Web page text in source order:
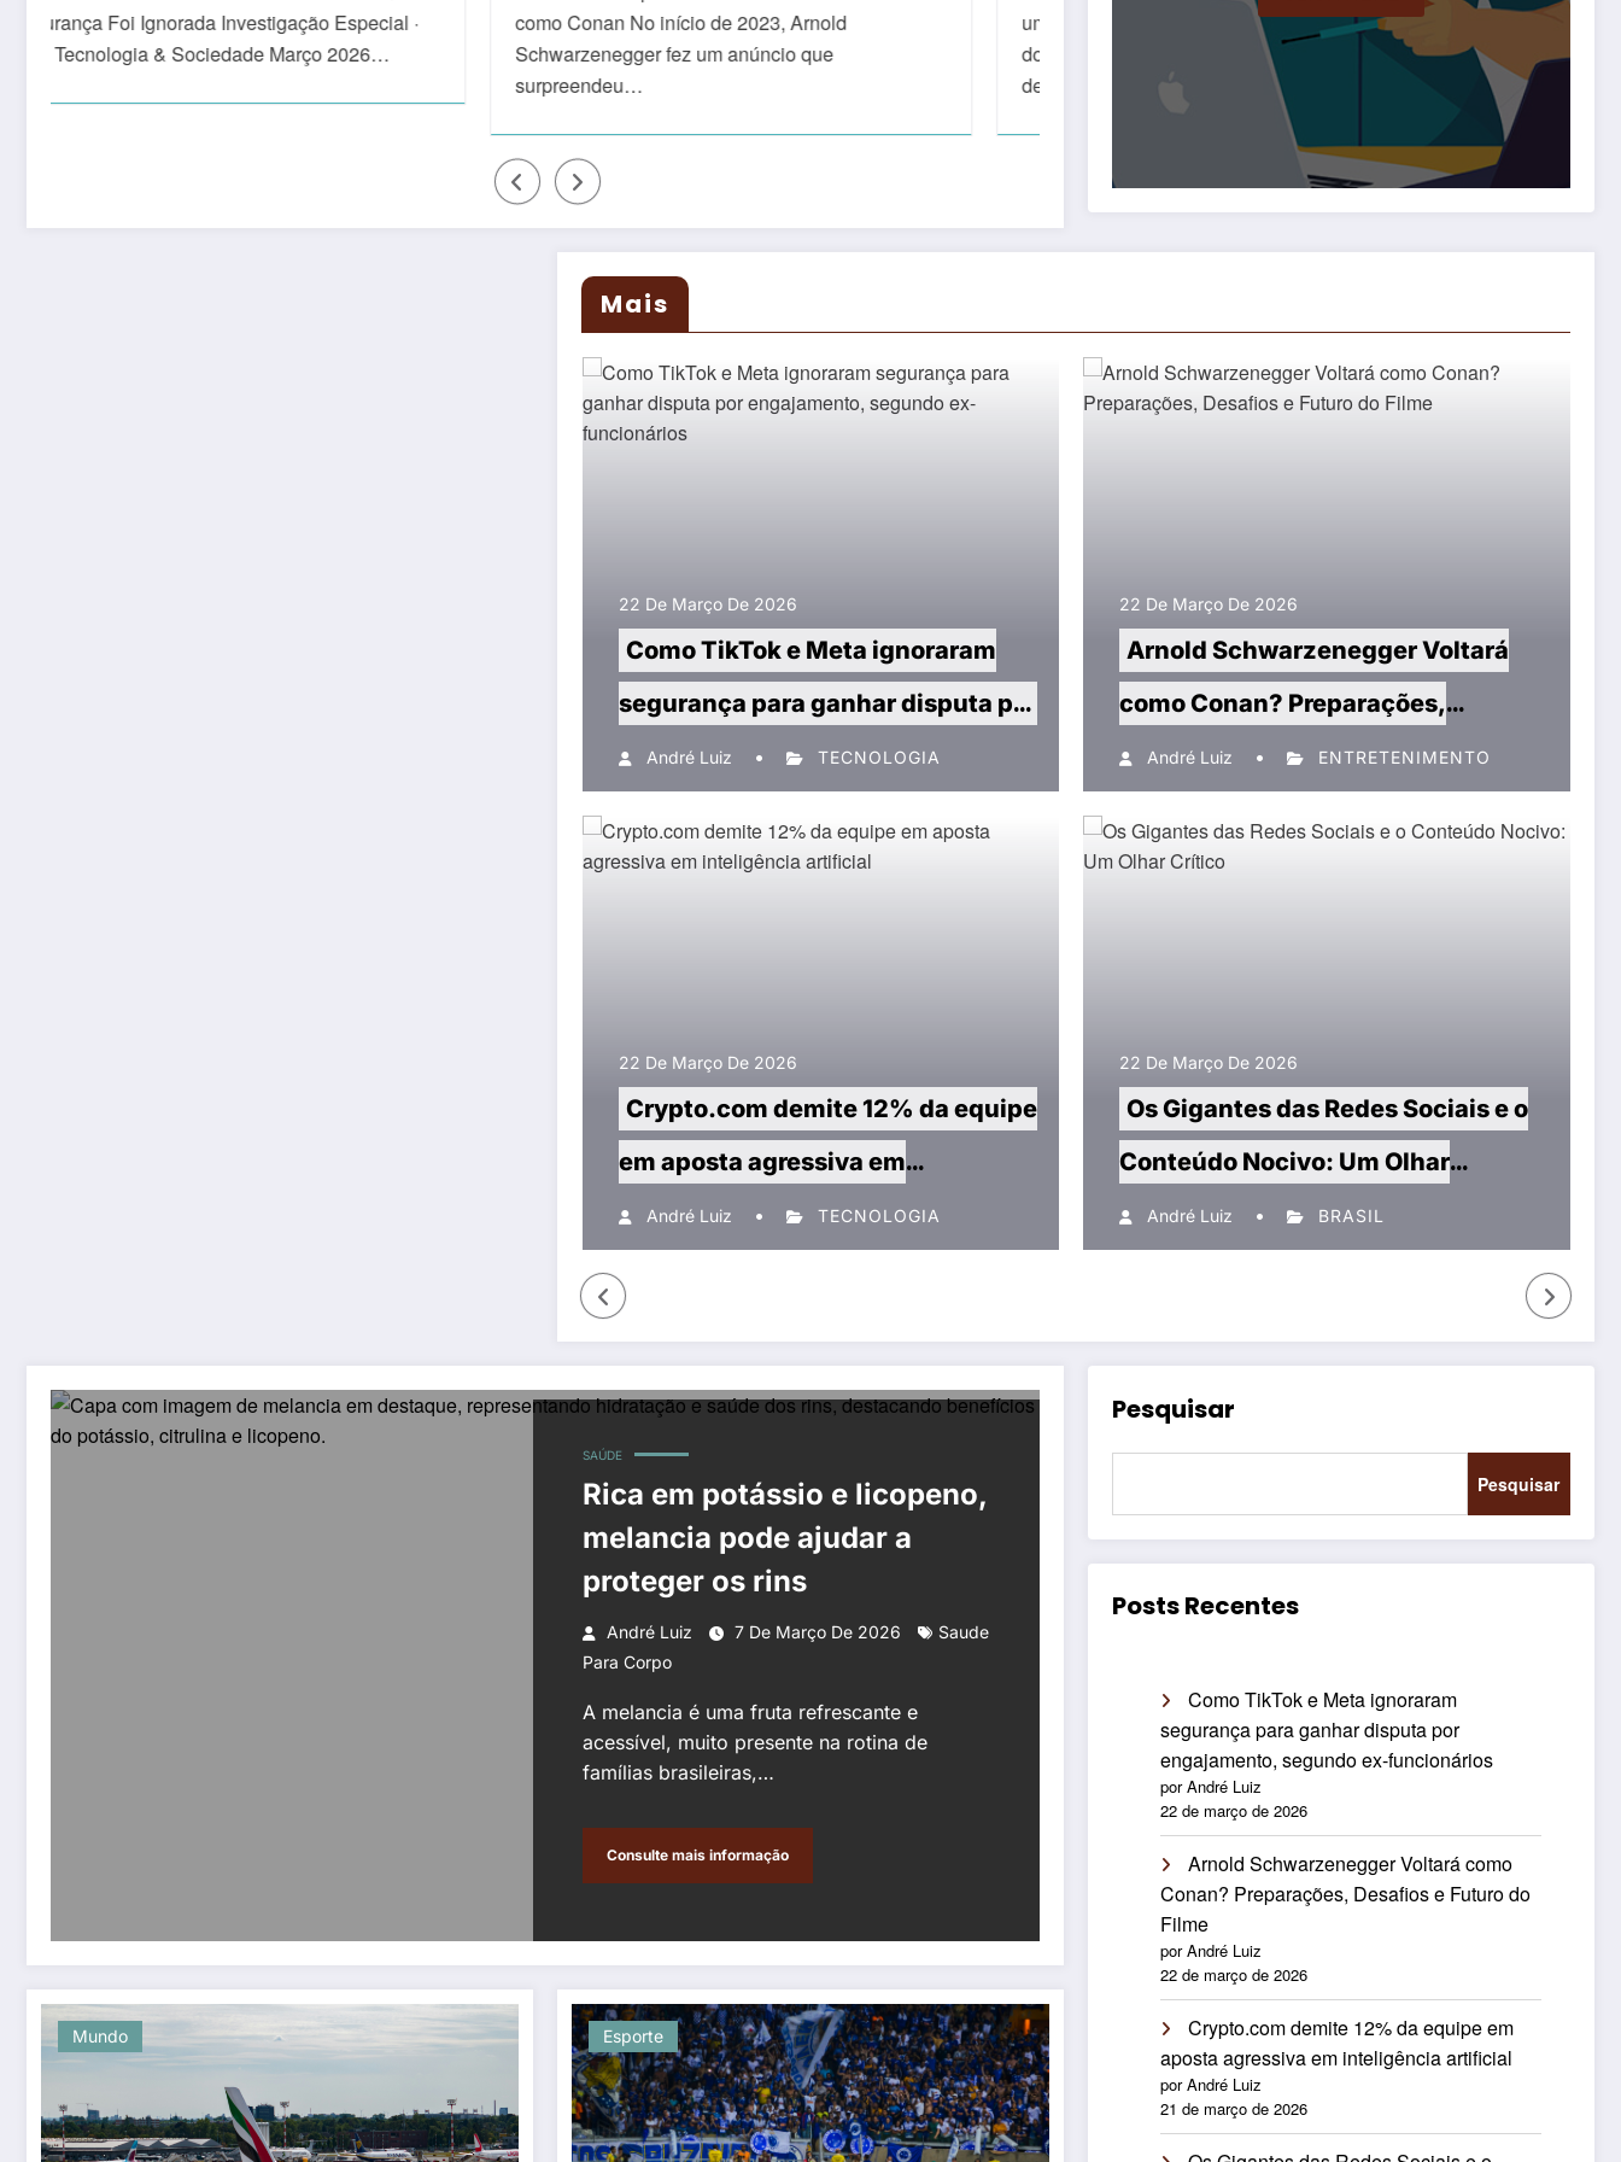
·
como Conan No início de 2023, Arnold
Schwarzenegger fez um anúncio que
uma das principais exchanges de criptomoedas
do mundo, anunciou recentemente a demissão
Competição A indústria das redes sociais tem
atravessado um período de intensa…
Mais
22 De Março De 2026
Como TikTok e Meta ignoraram
segurança para ganhar disputa por
engajamento, segundo ex-
André Luiz TECNOLOGIA
22 De Março De 2026
Arnold Schwarzenegger Voltará
como Conan? Preparações,
Desafios e Futuro do Filme
André Luiz ENTRETENIMENTO
22 De Março De 2026
Crypto.com demite 12% da equipe
em aposta agressiva em
inteligência artificial
André Luiz TECNOLOGIA
22 De Março De 2026
Os Gigantes das Redes Sociais e o
Conteúdo Nocivo: Um Olhar
Crítico
André Luiz BRASIL
SAÚDE
Rica em potássio e licopeno,
melancia pode ajudar a
proteger os rins
André Luiz 7 De Março De 2026
Saude
Para Corpo
A melancia é uma fruta refrescante e
acessível, muito presente na rotina de
famílias brasileiras,…
Consulte mais informação
Mundo Esporte
Pesquisar
Pesquisar
Posts Recentes
Como TikTok e Meta ignoraram
segurança para ganhar disputa por
engajamento, segundo ex-funcionários
por André Luiz
22 de março de 2026
Arnold Schwarzenegger Voltará como
Conan? Preparações, Desafios e Futuro do
Filme
por André Luiz
22 de março de 2026
Crypto.com demite 12% da equipe em
aposta agressiva em inteligência artificial
por André Luiz
21 de março de 2026